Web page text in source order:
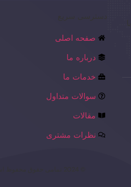
صفحه اصلی
درباره ما
خدمات ما
سوالات متداول
مقالات
نظرات مشتری